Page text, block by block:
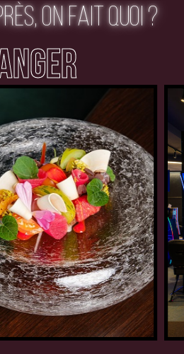
ON FAIT QUOI ?